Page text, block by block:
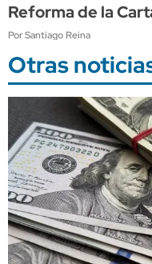
Reforma de la
Por Santiago Reina
Otras